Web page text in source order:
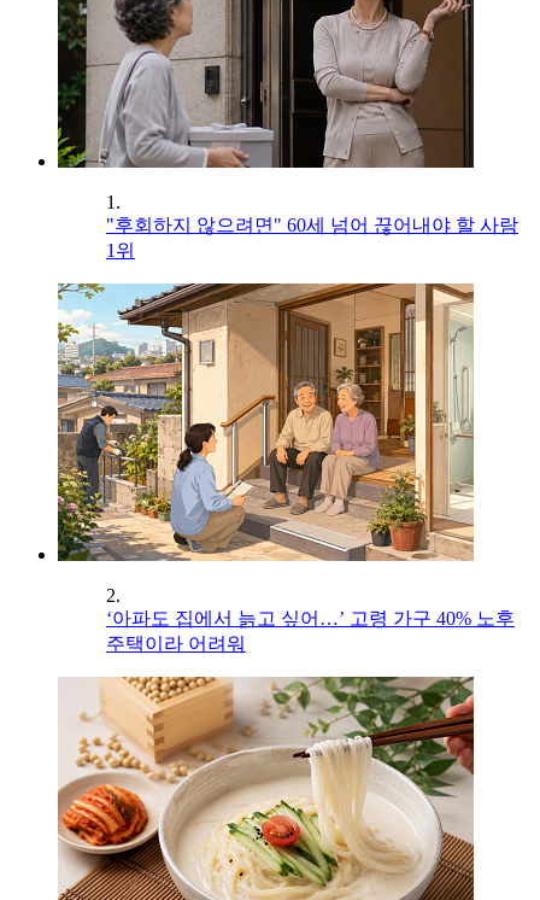
1.
"후회하지 않으려면" 60세 넘어 끊어내야 할 사람
1위
2.
‘아파도 집에서 늙고 싶어…’ 고령 가구 40% 노후
주택이라 어려워